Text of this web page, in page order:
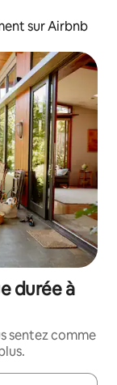
sur Airbnb
durée à
sentez comme